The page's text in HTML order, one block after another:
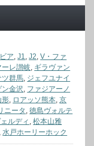
ア ,J1 ,J2 ,V・ファ
ーレ讃岐 ギラヴァン
ツ群馬 ジェフユナイ
ン金沢 ファジアーノ
形 ロアッソ熊本 ,京
ニータ ,徳島ヴォルテ
ルディ ,松本山雅
,水戸ホーリーホック